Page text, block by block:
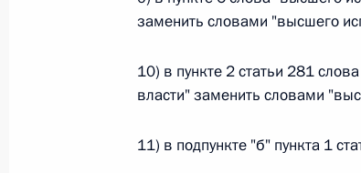
правонарушениях
О ратификации Соглашения
заменить словами "высшего
10) в пункте 2 статьи 281
власти" заменить словами
11) в подпункте "б" пункта 1